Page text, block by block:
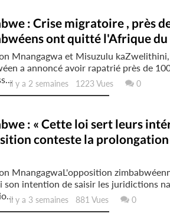
: Crise migratoire , près
ont quitté l'Afrique du
Mnangagwa et Misuzulu
a annoncé avoir rapatrié près de
il y a 2 semaines 1223 Vues 0
: « Cette loi sert leurs
conteste la prolongation
Mnangagwa L'opposition
son intention de saisir les juridictions
il y a 3 semaines 881 Vues 0